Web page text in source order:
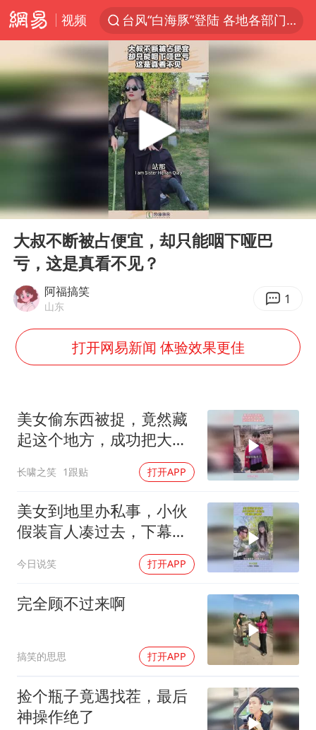
视频
台风“白海豚”登陆 各地各部门全力应对
路虎卫士110 HSE限时降价
我国发现稀散金属独立新矿物——乌斯河锗矿
上海鼓励居家办公
部分银行上调存款利率
小沈阳加盟《披荆斩棘》
新疆生产建设兵团生态环境局原局长被查
朱一龙的鼻子怎么了
大疆错失宇树
周星驰妈妈现身香港首映礼
上海地铁4条线路全线停运
费大厨口号更改 不再宣传小炒肉大王
56岁刘奕君跟13岁女儿合跳
从科技创新看开局起步的时与势
Play
00:00 00:13
大叔不断被占便宜，却只能咽下哑巴
亏，这是真看不见？
阿福搞笑
山东 1
打开网易新闻 体验效果更佳
美女偷东西被捉，竟然藏
起这个地方，成功把大哥
长啸之笑 1跟贴 打开APP
美女到地里办私事，小伙
假装盲人凑过去，下幕根
今日说笑 打开APP
完全顾不过来啊
搞笑的思思 打开APP
捡个瓶子竟遇找茬，最后
神操作绝了